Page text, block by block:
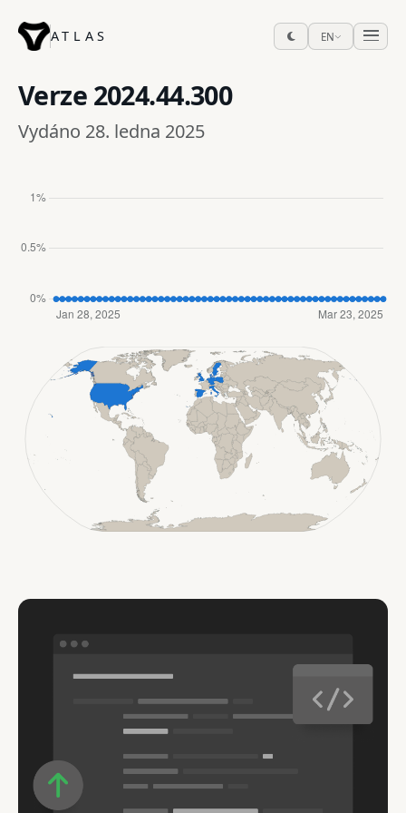
ATLAS EN
Verze 2024.44.300
Vydáno 28. ledna 2025